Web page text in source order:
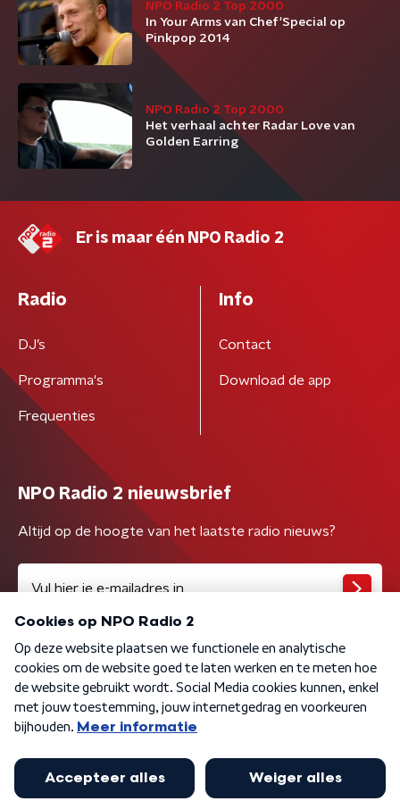
NPO Radio 2 Top 2000
In Your Arms van Chef'Special op
Pinkpop 2014
NPO Radio 2 Top 2000
Het verhaal achter Radar Love van
Golden Earring
Er is maar één NPO Radio 2
Radio
DJ’s
Programma's
Frequenties
Info
Contact
Download de app
NPO Radio 2 nieuwsbrief
Altijd op de hoogte van het laatste radio nieuws?
Algemene voorwaarden